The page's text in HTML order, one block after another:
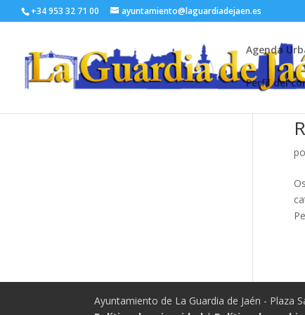
+34 953 32 71 00 ayuntamiento@laguardiadejaen.es
Agenda
Perfil del
Ayuntamiento de La Guardia de Jaén - Plaza